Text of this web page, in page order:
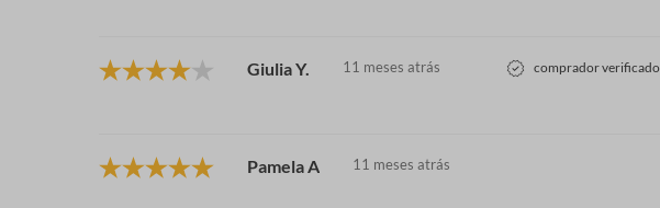
Giulia Y. 11 meses atrás comprador verificado
Pamela A 11 meses atrás